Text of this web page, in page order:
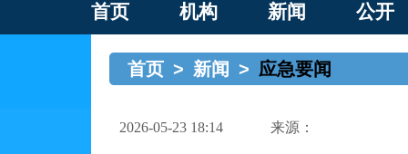
首页 机构 新闻 公开
首页 > 新闻 > 应急要闻
2026-05-23 18:14 来源：